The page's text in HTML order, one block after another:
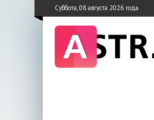
Суббота, 08 августа 2026 года